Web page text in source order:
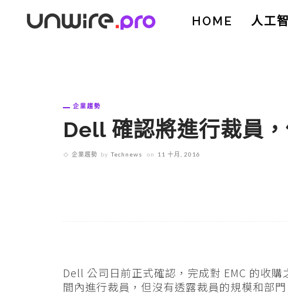
HOME 人工
企業趨勢
Dell 確認將進行裁員
企業趨勢 by Technews on 11 十月, 2016
Dell 公司日前正式確認，完成對 EMC 的收
間內進行裁員，但沒有透露裁員的規模和部門